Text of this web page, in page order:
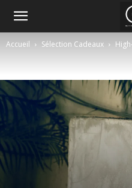
Accueil Sélection Cadeaux